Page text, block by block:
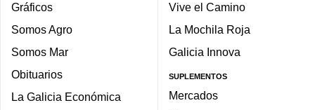
Gráficos
Somos Agro
Somos Mar
Obituarios
La Galicia Económica
Vive el Camino
La Mochila Roja
Galicia Innova
SUPLEMENTOS
Mercados